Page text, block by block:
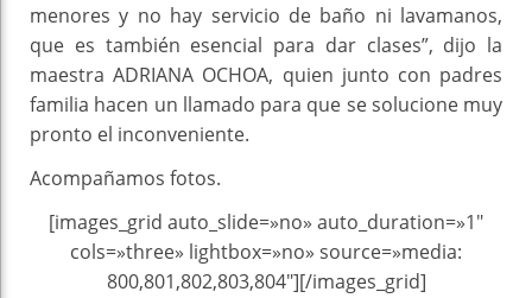
menores y no hay servicio de baño ni lavamanos,
que es también esencial para dar clases”, dijo la
maestra ADRIANA OCHOA, quien junto con padres
familia hacen un llamado para que se solucione muy
pronto el inconveniente.
Acompañamos fotos.
[images_grid auto_slide=»no» auto_duration=»1″
cols=»three» lightbox=»no» source=»media:
800,801,802,803,804″][/images_grid]